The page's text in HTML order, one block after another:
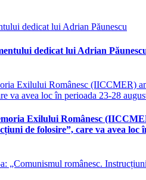
dedicat lui Adrian
Exilului Românesc
de folosire”, care va avea loc